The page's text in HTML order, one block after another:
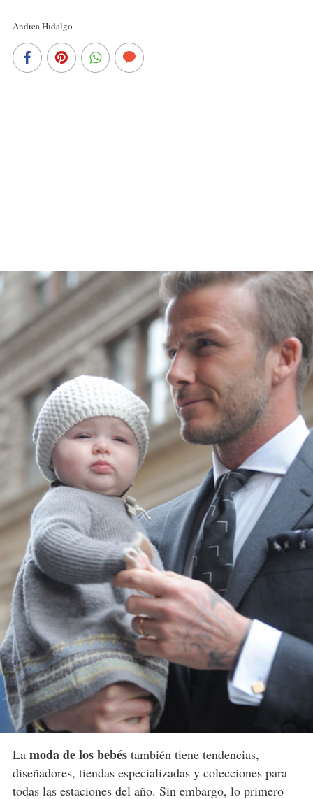
Andrea Hidalgo
La moda de los bebéstambién tiene tendencias,
diseñadores, tiendas especializadas y colecciones para
todas las estaciones del año. Sin embargo, lo primero